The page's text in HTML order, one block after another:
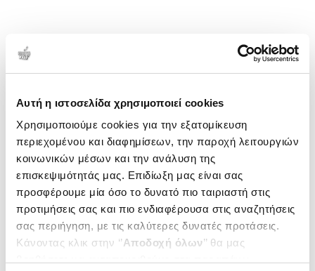
Αυτή η ιστοσελίδα χρησιμοποιεί cookies
Χρησιμοποιούμε cookies για την εξατομίκευση
περιεχομένου και διαφημίσεων, την παροχή λειτουργιών
κοινωνικών μέσων και την ανάλυση της
επισκεψιμότητάς μας. Επιδίωξη μας είναι σας
προσφέρουμε μία όσο το δυνατό πιο ταιριαστή στις
προτιμήσεις σας και πιο ενδιαφέρουσα στις αναζητήσεις
σας περιήγηση, με τις καλύτερες δυνατές προτάσεις.
Κάνοντας κλικ στην ‘’Αποδοχή όλων’’ θα μας